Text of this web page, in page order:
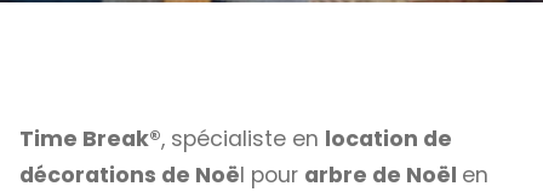
Time Break®, spécialiste en location de
décorations de Noël pour arbre de Noël en